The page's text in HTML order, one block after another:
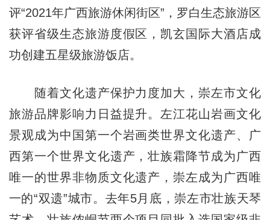
评“2021年广西旅游休闲街区”，罗白生态旅游区
获评省级生态旅游度假区，凯玄国际大酒店成
功创建五星级旅游饭店。
随着文化遗产保护力度加大，崇左市文化
旅游品牌影响力日益提升。左江花山岩画文化
景观成为中国第一个岩画类世界文化遗产、广
西第一个世界文化遗产，壮族霜降节成为广西
唯一的世界非物质文化遗产，崇左成为广西唯
一的“双遗”城市。去年5月底，崇左市壮族天琴